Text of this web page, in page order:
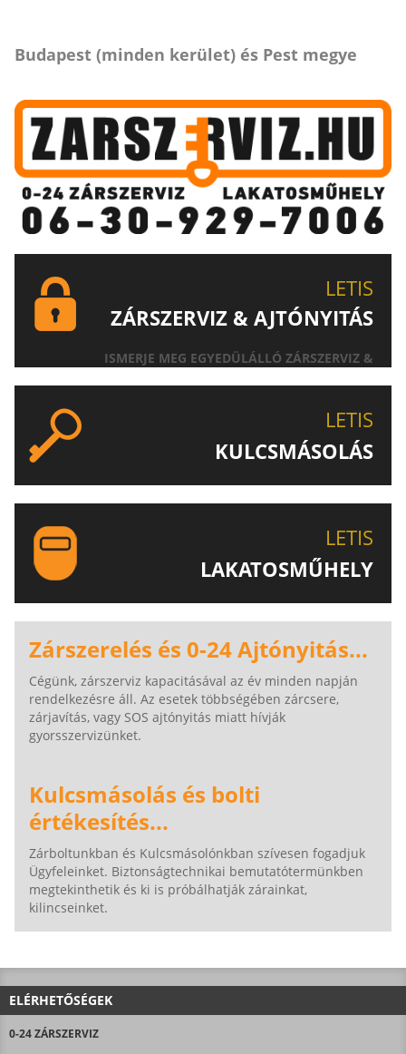
Budapest (minden kerület) és Pest megye
LETIS
ZÁRSZERVIZ & AJTÓNYITÁS
ISMERJE MEG EGYEDÜLÁLLÓ ZÁRSZERVIZ &
LETIS
KULCSMÁSOLÁS
LETIS
LAKATOSMŰHELY
Zárszerelés és 0-24 Ajtónyitás...
Cégünk, zárszerviz kapacitásával az év minden napján
rendelkezésre áll. Az esetek többségében zárcsere,
zárjavítás, vagy SOS ajtónyitás miatt hívják
gyorsszervizünket.
Kulcsmásolás és bolti
értékesítés...
Zárboltunkban és Kulcsmásolónkban szívesen fogadjuk
Ügyfeleinket. Biztonságtechnikai bemutatótermünkben
megtekinthetik és ki is próbálhatják zárainkat,
kilincseinket.
ELÉRHETŐSÉGEK
0-24 ZÁRSZERVIZ